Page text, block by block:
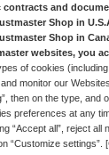
and
Shop in
Shop in
websites, you
of cookies
monitor our
then on the type, and
preferences at any
“Accept all”, reject
“Customize settings”.